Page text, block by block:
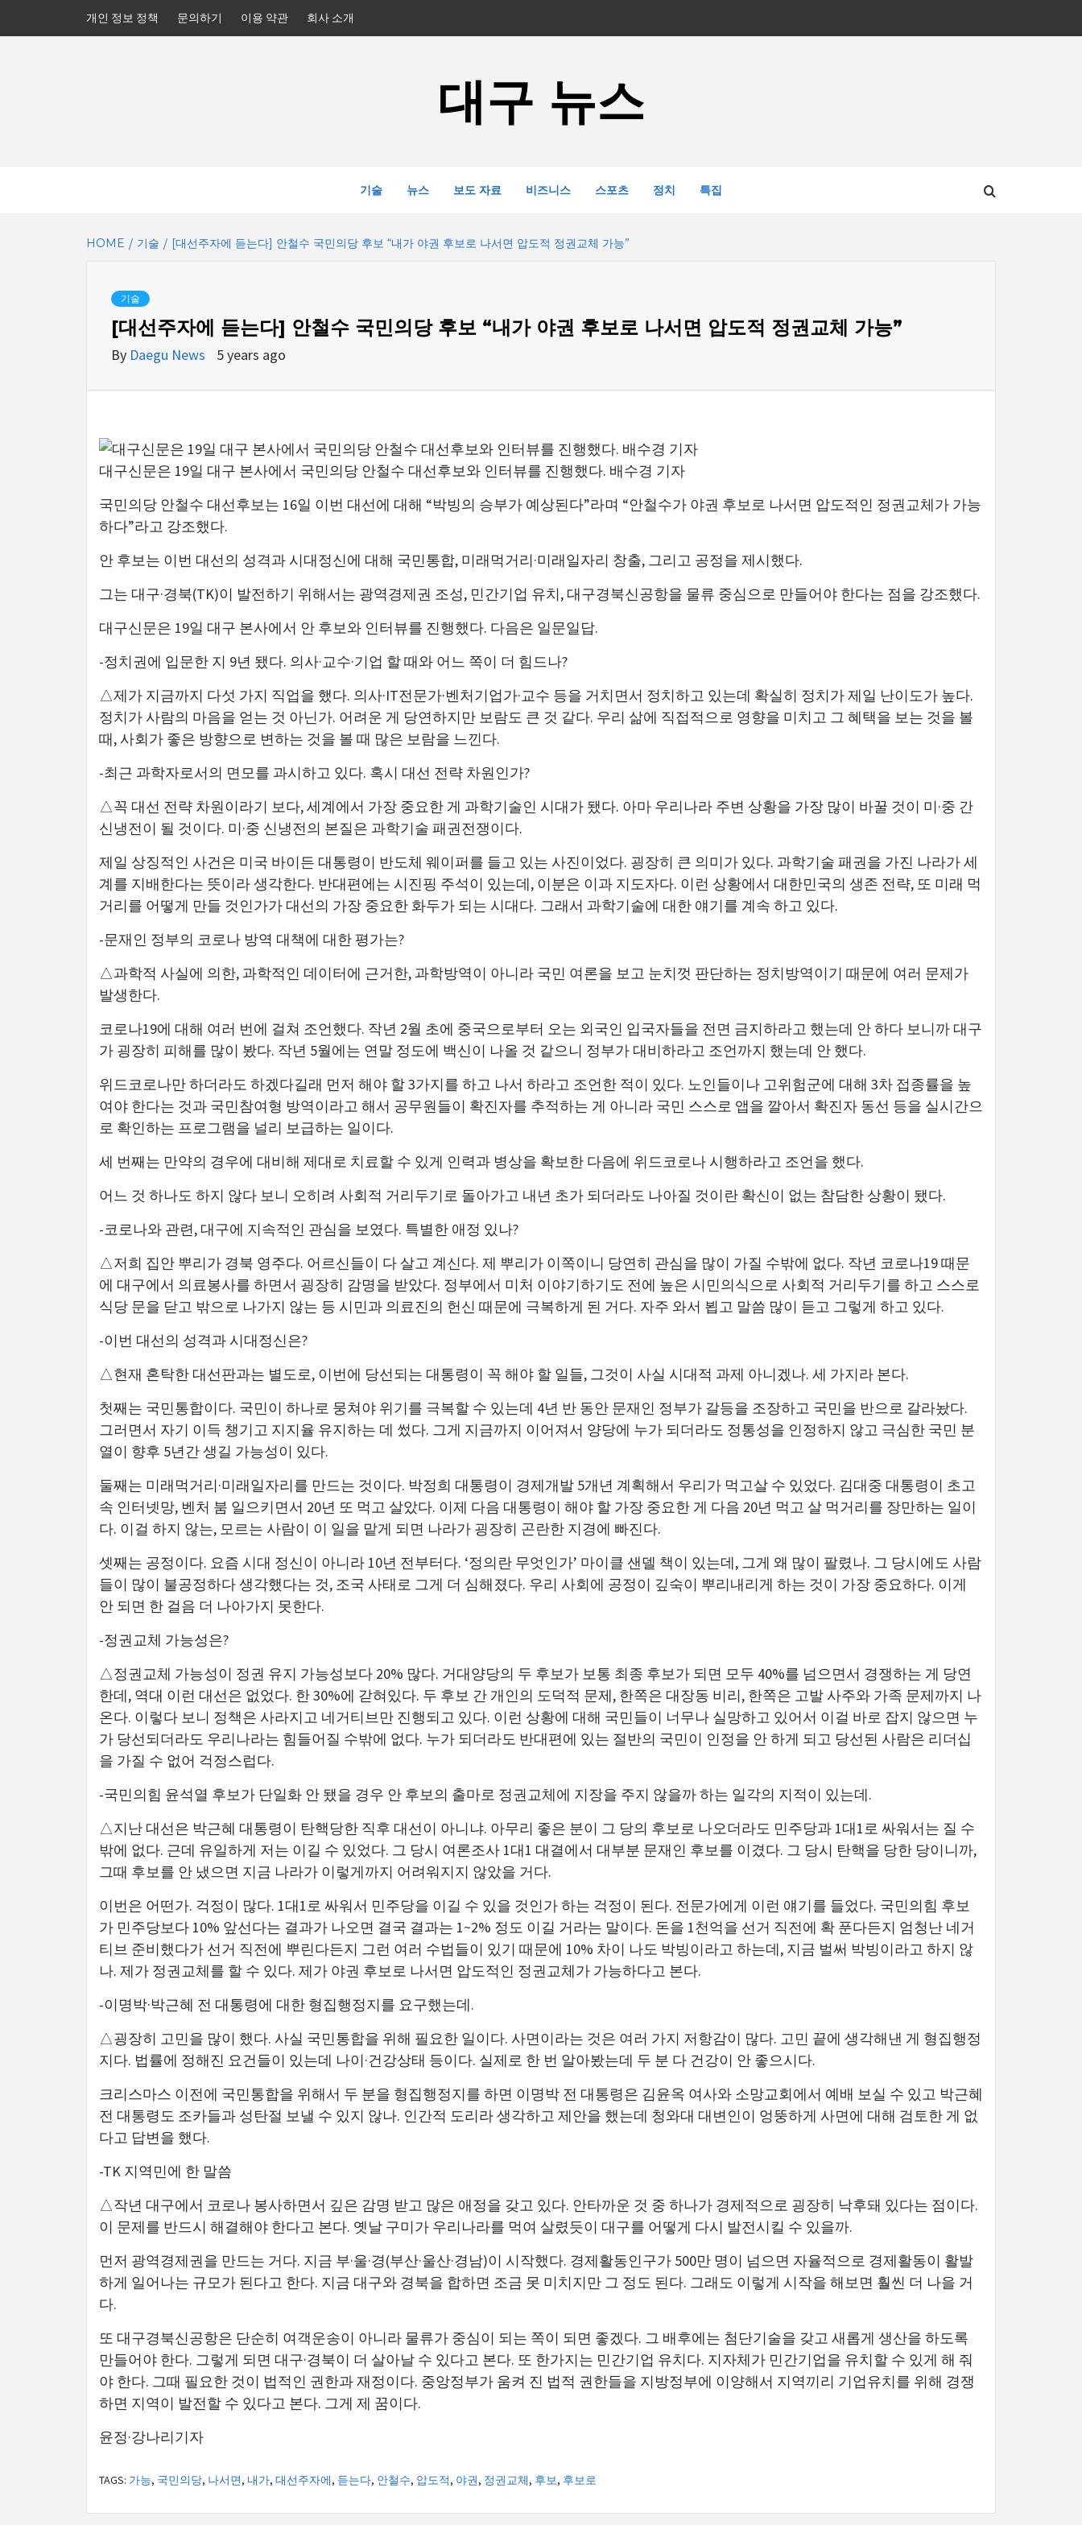
개인 정보 정책 문의하기 이용 약관 회사 소개
대구 뉴스
기술 뉴스 보도 자료 비즈니스 스포츠 정치 특집
HOME 기술 [대선주자에 듣는다] 안철수 국민의당 후보 “내가 야권 후보로 나서면 압도적 정권교체 가능”
기술
[대선주자에 듣는다] 안철수 국민의당 후보 “내가 야권 후보로 나서면 압도적 정권교체 가능”
By Daegu News 5 years ago
대구신문은 19일 대구 본사에서 국민의당 안철수 대선후보와 인터뷰를 진행했다. 배수경 기자
국민의당 안철수 대선후보는 16일 이번 대선에 대해 “박빙의 승부가 예상된다”라며 “안철수가 야권 후보로 나서면 압도적인 정권교체가 가능
하다”라고 강조했다.
안 후보는 이번 대선의 성격과 시대정신에 대해 국민통합, 미래먹거리·미래일자리 창출, 그리고 공정을 제시했다.
그는 대구·경북(TK)이 발전하기 위해서는 광역경제권 조성, 민간기업 유치, 대구경북신공항을 물류 중심으로 만들어야 한다는 점을 강조했다.
대구신문은 19일 대구 본사에서 안 후보와 인터뷰를 진행했다. 다음은 일문일답.
-정치권에 입문한 지 9년 됐다. 의사·교수·기업 할 때와 어느 쪽이 더 힘드나?
△제가 지금까지 다섯 가지 직업을 했다. 의사·IT전문가·벤처기업가·교수 등을 거치면서 정치하고 있는데 확실히 정치가 제일 난이도가 높다.
정치가 사람의 마음을 얻는 것 아닌가. 어려운 게 당연하지만 보람도 큰 것 같다. 우리 삶에 직접적으로 영향을 미치고 그 혜택을 보는 것을 볼
때, 사회가 좋은 방향으로 변하는 것을 볼 때 많은 보람을 느낀다.
-최근 과학자로서의 면모를 과시하고 있다. 혹시 대선 전략 차원인가?
△꼭 대선 전략 차원이라기 보다, 세계에서 가장 중요한 게 과학기술인 시대가 됐다. 아마 우리나라 주변 상황을 가장 많이 바꿀 것이 미·중 간
신냉전이 될 것이다. 미·중 신냉전의 본질은 과학기술 패권전쟁이다.
제일 상징적인 사건은 미국 바이든 대통령이 반도체 웨이퍼를 들고 있는 사진이었다. 굉장히 큰 의미가 있다. 과학기술 패권을 가진 나라가 세
계를 지배한다는 뜻이라 생각한다. 반대편에는 시진핑 주석이 있는데, 이분은 이과 지도자다. 이런 상황에서 대한민국의 생존 전략, 또 미래 먹
거리를 어떻게 만들 것인가가 대선의 가장 중요한 화두가 되는 시대다. 그래서 과학기술에 대한 얘기를 계속 하고 있다.
-문재인 정부의 코로나 방역 대책에 대한 평가는?
△과학적 사실에 의한, 과학적인 데이터에 근거한, 과학방역이 아니라 국민 여론을 보고 눈치껏 판단하는 정치방역이기 때문에 여러 문제가
발생한다.
코로나19에 대해 여러 번에 걸쳐 조언했다. 작년 2월 초에 중국으로부터 오는 외국인 입국자들을 전면 금지하라고 했는데 안 하다 보니까 대구
가 굉장히 피해를 많이 봤다. 작년 5월에는 연말 정도에 백신이 나올 것 같으니 정부가 대비하라고 조언까지 했는데 안 했다.
위드코로나만 하더라도 하겠다길래 먼저 해야 할 3가지를 하고 나서 하라고 조언한 적이 있다. 노인들이나 고위험군에 대해 3차 접종률을 높
여야 한다는 것과 국민참여형 방역이라고 해서 공무원들이 확진자를 추적하는 게 아니라 국민 스스로 앱을 깔아서 확진자 동선 등을 실시간으
로 확인하는 프로그램을 널리 보급하는 일이다.
세 번째는 만약의 경우에 대비해 제대로 치료할 수 있게 인력과 병상을 확보한 다음에 위드코로나 시행하라고 조언을 했다.
어느 것 하나도 하지 않다 보니 오히려 사회적 거리두기로 돌아가고 내년 초가 되더라도 나아질 것이란 확신이 없는 참담한 상황이 됐다.
-코로나와 관련, 대구에 지속적인 관심을 보였다. 특별한 애정 있나?
△저희 집안 뿌리가 경북 영주다. 어르신들이 다 살고 계신다. 제 뿌리가 이쪽이니 당연히 관심을 많이 가질 수밖에 없다. 작년 코로나19 때문
에 대구에서 의료봉사를 하면서 굉장히 감명을 받았다. 정부에서 미처 이야기하기도 전에 높은 시민의식으로 사회적 거리두기를 하고 스스로
식당 문을 닫고 밖으로 나가지 않는 등 시민과 의료진의 헌신 때문에 극복하게 된 거다. 자주 와서 뵙고 말씀 많이 듣고 그렇게 하고 있다.
-이번 대선의 성격과 시대정신은?
△현재 혼탁한 대선판과는 별도로, 이번에 당선되는 대통령이 꼭 해야 할 일들, 그것이 사실 시대적 과제 아니겠나. 세 가지라 본다.
첫째는 국민통합이다. 국민이 하나로 뭉쳐야 위기를 극복할 수 있는데 4년 반 동안 문재인 정부가 갈등을 조장하고 국민을 반으로 갈라놨다.
그러면서 자기 이득 챙기고 지지율 유지하는 데 썼다. 그게 지금까지 이어져서 양당에 누가 되더라도 정통성을 인정하지 않고 극심한 국민 분
열이 향후 5년간 생길 가능성이 있다.
둘째는 미래먹거리·미래일자리를 만드는 것이다. 박정희 대통령이 경제개발 5개년 계획해서 우리가 먹고살 수 있었다. 김대중 대통령이 초고
속 인터넷망, 벤처 붐 일으키면서 20년 또 먹고 살았다. 이제 다음 대통령이 해야 할 가장 중요한 게 다음 20년 먹고 살 먹거리를 장만하는 일이
다. 이걸 하지 않는, 모르는 사람이 이 일을 맡게 되면 나라가 굉장히 곤란한 지경에 빠진다.
셋째는 공정이다. 요즘 시대 정신이 아니라 10년 전부터다. ‘정의란 무엇인가’ 마이클 샌델 책이 있는데, 그게 왜 많이 팔렸나. 그 당시에도 사람
들이 많이 불공정하다 생각했다는 것, 조국 사태로 그게 더 심해졌다. 우리 사회에 공정이 깊숙이 뿌리내리게 하는 것이 가장 중요하다. 이게
안 되면 한 걸음 더 나아가지 못한다.
-정권교체 가능성은?
△정권교체 가능성이 정권 유지 가능성보다 20% 많다. 거대양당의 두 후보가 보통 최종 후보가 되면 모두 40%를 넘으면서 경쟁하는 게 당연
한데, 역대 이런 대선은 없었다. 한 30%에 갇혀있다. 두 후보 간 개인의 도덕적 문제, 한쪽은 대장동 비리, 한쪽은 고발 사주와 가족 문제까지 나
온다. 이렇다 보니 정책은 사라지고 네거티브만 진행되고 있다. 이런 상황에 대해 국민들이 너무나 실망하고 있어서 이걸 바로 잡지 않으면 누
가 당선되더라도 우리나라는 힘들어질 수밖에 없다. 누가 되더라도 반대편에 있는 절반의 국민이 인정을 안 하게 되고 당선된 사람은 리더십
을 가질 수 없어 걱정스럽다.
-국민의힘 윤석열 후보가 단일화 안 됐을 경우 안 후보의 출마로 정권교체에 지장을 주지 않을까 하는 일각의 지적이 있는데.
△지난 대선은 박근혜 대통령이 탄핵당한 직후 대선이 아니냐. 아무리 좋은 분이 그 당의 후보로 나오더라도 민주당과 1대1로 싸워서는 질 수
밖에 없다. 근데 유일하게 저는 이길 수 있었다. 그 당시 여론조사 1대1 대결에서 대부분 문재인 후보를 이겼다. 그 당시 탄핵을 당한 당이니까,
그때 후보를 안 냈으면 지금 나라가 이렇게까지 어려워지지 않았을 거다.
이번은 어떤가. 걱정이 많다. 1대1로 싸워서 민주당을 이길 수 있을 것인가 하는 걱정이 된다. 전문가에게 이런 얘기를 들었다. 국민의힘 후보
가 민주당보다 10% 앞선다는 결과가 나오면 결국 결과는 1~2% 정도 이길 거라는 말이다. 돈을 1천억을 선거 직전에 확 푼다든지 엄청난 네거
티브 준비했다가 선거 직전에 뿌린다든지 그런 여러 수법들이 있기 때문에 10% 차이 나도 박빙이라고 하는데, 지금 벌써 박빙이라고 하지 않
나. 제가 정권교체를 할 수 있다. 제가 야권 후보로 나서면 압도적인 정권교체가 가능하다고 본다.
-이명박·박근혜 전 대통령에 대한 형집행정지를 요구했는데.
△굉장히 고민을 많이 했다. 사실 국민통합을 위해 필요한 일이다. 사면이라는 것은 여러 가지 저항감이 많다. 고민 끝에 생각해낸 게 형집행정
지다. 법률에 정해진 요건들이 있는데 나이·건강상태 등이다. 실제로 한 번 알아봤는데 두 분 다 건강이 안 좋으시다.
크리스마스 이전에 국민통합을 위해서 두 분을 형집행정지를 하면 이명박 전 대통령은 김윤옥 여사와 소망교회에서 예배 보실 수 있고 박근혜
전 대통령도 조카들과 성탄절 보낼 수 있지 않나. 인간적 도리라 생각하고 제안을 했는데 청와대 대변인이 엉뚱하게 사면에 대해 검토한 게 없
다고 답변을 했다.
-TK 지역민에 한 말씀
△작년 대구에서 코로나 봉사하면서 깊은 감명 받고 많은 애정을 갖고 있다. 안타까운 것 중 하나가 경제적으로 굉장히 낙후돼 있다는 점이다.
이 문제를 반드시 해결해야 한다고 본다. 옛날 구미가 우리나라를 먹여 살렸듯이 대구를 어떻게 다시 발전시킬 수 있을까.
먼저 광역경제권을 만드는 거다. 지금 부·울·경(부산·울산·경남)이 시작했다. 경제활동인구가 500만 명이 넘으면 자율적으로 경제활동이 활발
하게 일어나는 규모가 된다고 한다. 지금 대구와 경북을 합하면 조금 못 미치지만 그 정도 된다. 그래도 이렇게 시작을 해보면 훨씬 더 나을 거
다.
또 대구경북신공항은 단순히 여객운송이 아니라 물류가 중심이 되는 쪽이 되면 좋겠다. 그 배후에는 첨단기술을 갖고 새롭게 생산을 하도록
만들어야 한다. 그렇게 되면 대구·경북이 더 살아날 수 있다고 본다. 또 한가지는 민간기업 유치다. 지자체가 민간기업을 유치할 수 있게 해 줘
야 한다. 그때 필요한 것이 법적인 권한과 재정이다. 중앙정부가 움켜 진 법적 권한들을 지방정부에 이양해서 지역끼리 기업유치를 위해 경쟁
하면 지역이 발전할 수 있다고 본다. 그게 제 꿈이다.
윤정·강나리기자
TAGS: 가능, 국민의당, 나서면, 내가, 대선주자에, 듣는다, 안철수, 압도적, 야권, 정권교체, 후보, 후보로